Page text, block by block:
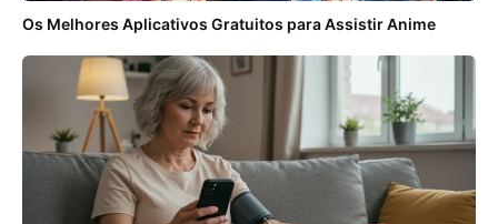
Os Melhores Aplicativos Gratuitos para Assistir Anime